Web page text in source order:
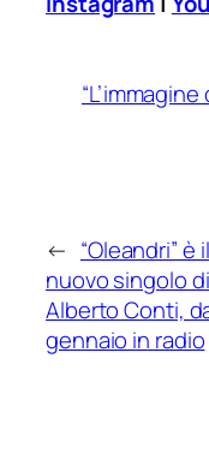
← “Oleandri” è il
nuovo singolo di
Alberto Conti,
gennaio in radio